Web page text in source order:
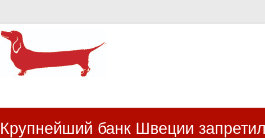
HR Center
залученість персоналу, e-NPS, оцінка ЗВК
Крупнейший банк Швеции